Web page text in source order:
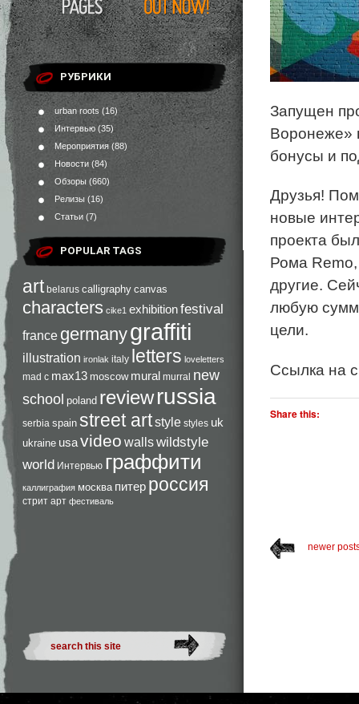
РУБРИКИ
urban roots (16)
Интервью (35)
Мероприятия (88)
Новости (84)
Обзоры (660)
Релизы (16)
Статьи (7)
POPULAR TAGS
art belarus calligraphy canvas
characters cike1 exhibitionfestival
france germanygraffiti
illustration ironlak italy letters loveletters
mad c max13 moscow mural murral new
school poland reviewrussia
serbia spain street artstyle styles uk
ukraine usavideo wallswildstyle
world Интервью граффити
каллиграфия москва питер россия
стрит арт фестиваль
Запущен
Воронеже»
бонусы и
Друзья!
новые
проекта
Рома
другие.
любую
цели.
Ссылка на
Share this:
newer